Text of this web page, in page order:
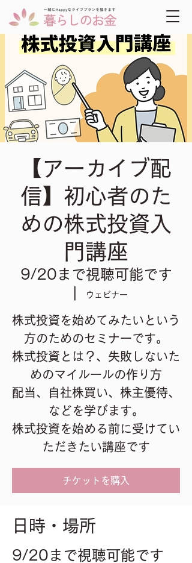
【アーカイブ配
信】初心者のた
めの株式投資入
門講座
9/20まで視聴可能です
ウェビナー
株式投資を始めてみたいという
方のためのセミナーです。
株式投資とは？、失敗しないた
めのマイルールの作り方
配当、自社株買い、株主優待、
などを学びます。
株式投資を始める前に受けてい
ただきたい講座です
チケットを購入
日時・場所
9/20まで視聴可能です